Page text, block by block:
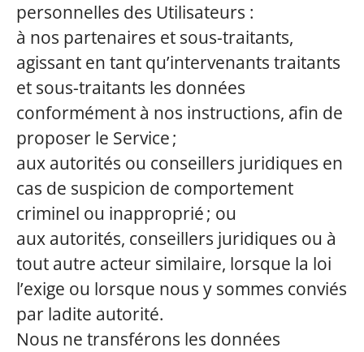
personnelles des Utilisateurs :
à nos partenaires et sous-traitants,
agissant en tant qu’intervenants traitants
et sous-traitants les données
conformément à nos instructions, afin de
proposer le Service ;
aux autorités ou conseillers juridiques en
cas de suspicion de comportement
criminel ou inapproprié ; ou
aux autorités, conseillers juridiques ou à
tout autre acteur similaire, lorsque la loi
l’exige ou lorsque nous y sommes conviés
par ladite autorité.
Nous ne transférons les données